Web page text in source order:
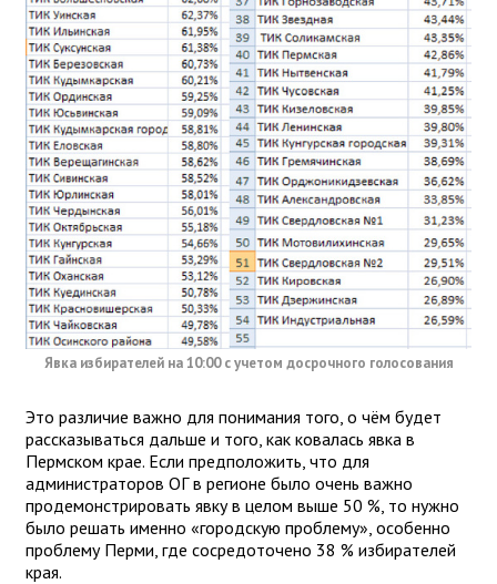
Явка избирателей на 10:00 с учетом досрочного голосования
Это различие важно для понимания того, о чём будет
рассказываться дальше и того, как ковалась явка в
Пермском крае. Если предположить, что для
администраторов ОГ в регионе было очень важно
продемонстрировать явку в целом выше 50 %, то нужно
было решать именно «городскую проблему», особенно
проблему Перми, где сосредоточено 38 % избирателей
края.